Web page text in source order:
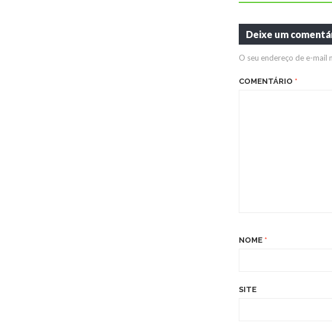
Deixe um
O seu endereço de e-mail
COMENTÁRIO *
NOME *
SITE